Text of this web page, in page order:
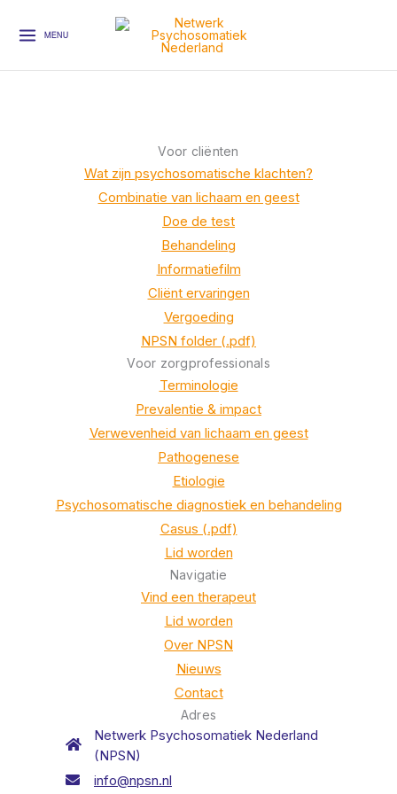
naar
inhoud
MENU
Voor cliënten
Wat zijn psychosomatische klachten?
Combinatie van lichaam en geest
Doe de test
Behandeling
Informatiefilm
Cliënt ervaringen
Vergoeding
NPSN folder (.pdf)
Voor zorgprofessionals
Terminologie
Prevalentie & impact
Verwevenheid van lichaam en geest
Pathogenese
Etiologie
Psychosomatische diagnostiek en behandeling
Casus (.pdf)
Lid worden
Navigatie
Vind een therapeut
Lid worden
Over NPSN
Nieuws
Contact
Adres
Netwerk Psychosomatiek Nederland
(NPSN)
info@npsn.nl